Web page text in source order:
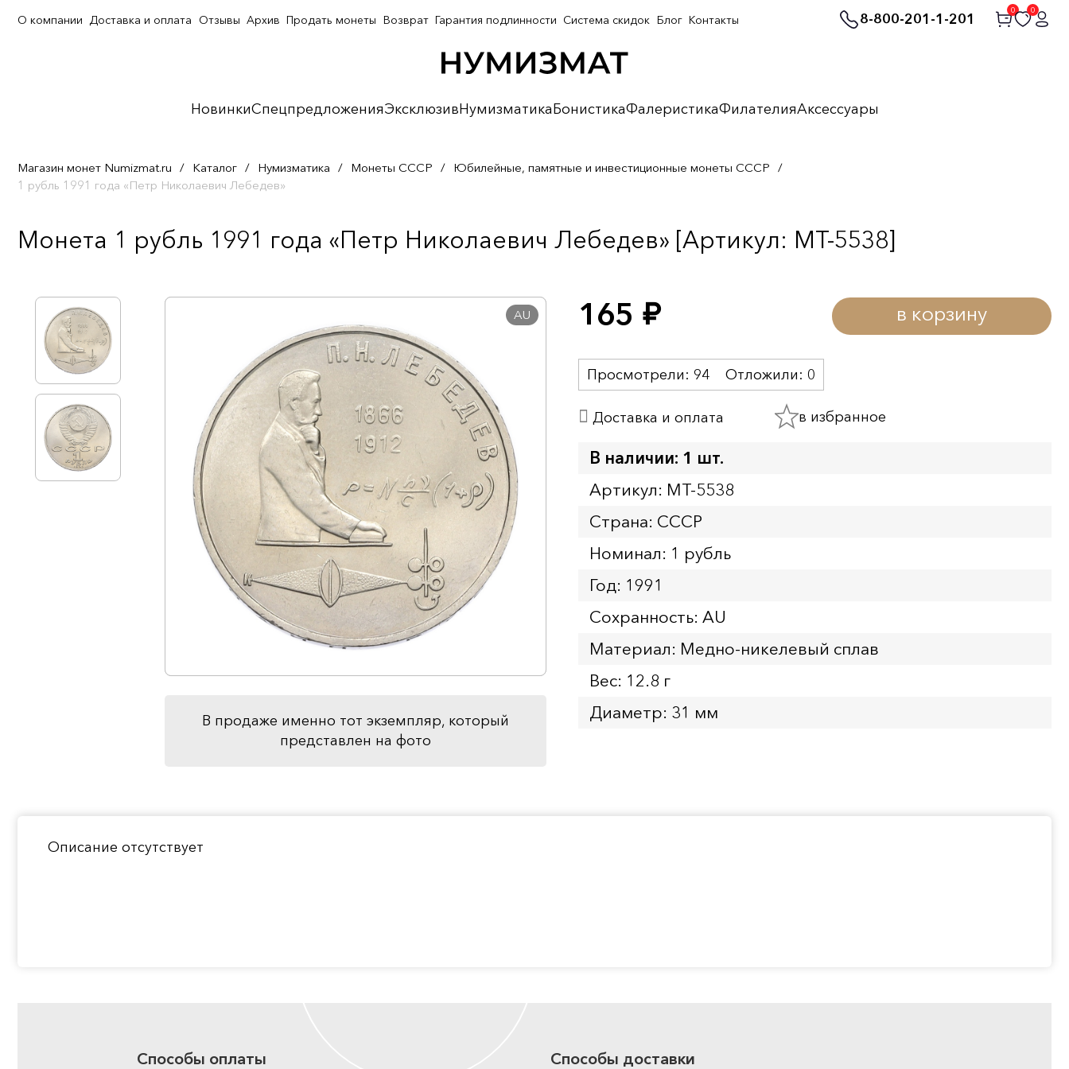
8-800-201-1-201
0 0
НовинкиСпецпредложенияЭксклюзивНумизматикаБонистикаФалеристикаФилателияАксессуары
О компании Доставка и оплата Отзывы Архив Продать монеты Возврат Гарантия подлинности Система скидок Блог Контакты
Магазин монет Numizmat.ru / Каталог / Нумизматика / Монеты СССР / Юбилейные, памятные и инвестиционные монеты СССР /
1 рубль 1991 года «Петр Николаевич Лебедев»
Монета 1 рубль 1991 года «Петр Николаевич Лебедев» [Артикул: MT-5538]
AU
В продаже именно тот экземпляр, который
представлен на фото
165 руб. в корзину
Просмотрели: 94 Отложили: 0
Доставка и оплата в избранное
В наличии: 1 шт.
Артикул: MT-5538
Страна: СССР
Номинал: 1 рубль
Год: 1991
Сохранность: AU
Материал: Медно-никелевый сплав
Вес: 12.8 г
Диаметр: 31 мм
Описание отсутствует
Способы оплаты Способы доставки